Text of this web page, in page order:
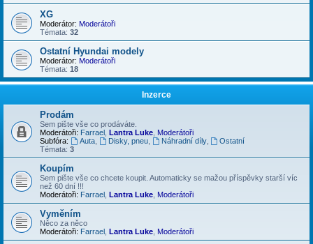
XG
Moderátor: Moderátoři
Témata: 32
Ostatní Hyundai modely
Moderátor: Moderátoři
Témata: 18
Inzerce
Prodám
Sem pište vše co prodáváte.
Moderátoři: Farrael Lantra Luke Moderátoři
Subfóra:
Auta, Disky, pneu, Náhradní díly,
Ostatní
Témata: 3
Koupím
Sem pište vše co chcete koupit. Automaticky se mažou příspěvky starší víc
než 60 dní !!!
Moderátoři: Farrael Lantra Luke Moderátoři
Vyměním
Něco za něco
Moderátoři: Farrael Lantra Luke Moderátoři